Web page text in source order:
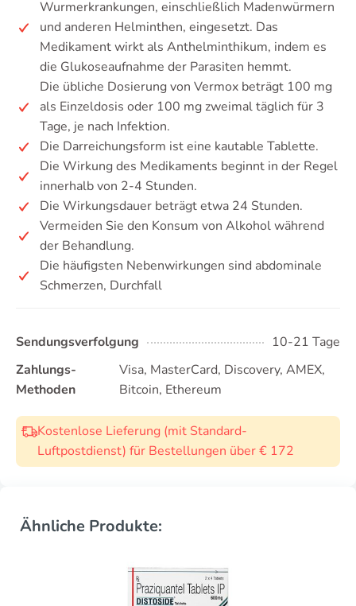
Wurmerkrankungen, einschließlich Madenwürmern
und anderen Helminthen, eingesetzt. Das
Medikament wirkt als Anthelminthikum, indem es
die Glukoseaufnahme der Parasiten hemmt.
Die übliche Dosierung von Vermox beträgt 100 mg
als Einzeldosis oder 100 mg zweimal täglich für 3
Tage, je nach Infektion.
Die Darreichungsform ist eine kautable Tablette.
Die Wirkung des Medikaments beginnt in der Regel
innerhalb von 2-4 Stunden.
Die Wirkungsdauer beträgt etwa 24 Stunden.
Vermeiden Sie den Konsum von Alkohol während
der Behandlung.
Die häufigsten Nebenwirkungen sind abdominale
Schmerzen, Durchfall
Sendungsverfolgung
10-21 Tage
Zahlungs-
Methoden
Visa, MasterCard, Discovery, AMEX,
Bitcoin, Ethereum
Kostenlose Lieferung (mit Standard-
Luftpostdienst) für Bestellungen über € 172
Ähnliche Produkte: